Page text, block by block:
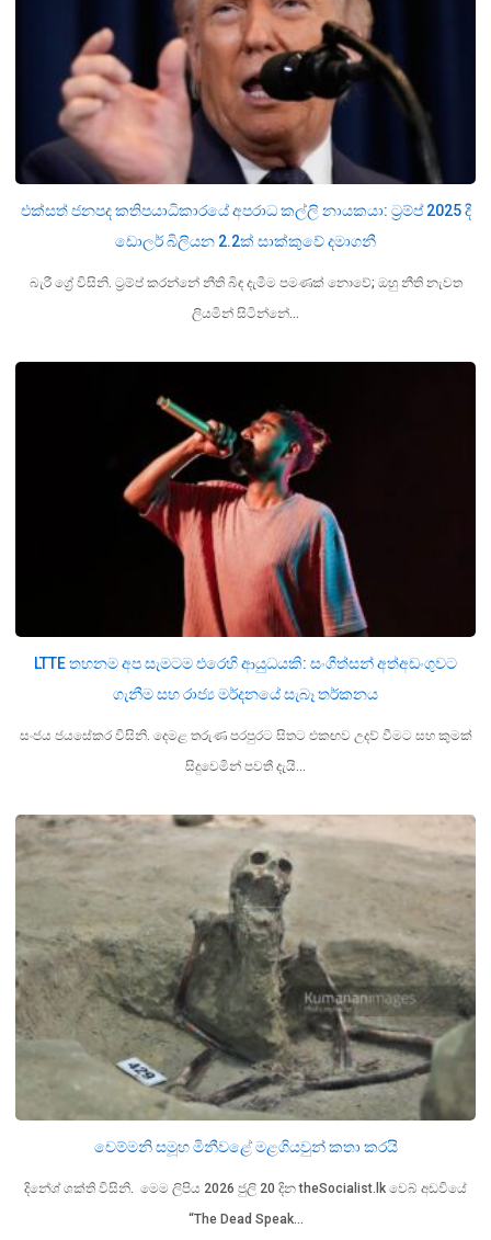
එක්සත් ජනපද කතිපයාධිකාරයේ අපරාධ කල්ලි නායකයා: ට්‍රම්ප් 2025 දී
ඩොලර් බිලියන 2.2ක් සාක්කුවේ දමාගනී
බැරී ග්‍රේ විසිනි. ට්‍රම්ප් කරන්නේ නීති බිඳ දැමීම පමණක් නොවේ; ඔහු නීති නැවත
ලියමින් සිටින්නේ…
LTTE තහනම අප සැමටම එරෙහි ආයුධයකි: සංගීත්සන් අත්අඩංගුවට
ගැනීම සහ රාජ්‍ය මර්දනයේ සැබෑ තර්කනය
සංජය ජයසේකර විසිනි. දෙමළ තරුණ පරපුරට සිතට එකඟව උදව් වීමට සහ කුමක්
සිදුවෙමින් පවතී දැයි…
චෙම්මනි සමූහ මිනීවළේ මළගියවුන් කතා කරයි
දිනේශ් ශක්ති විසිනි. මෙම ලිපිය 2026 ජුලි 20 දින theSocialist.lk වෙබ් අඩවියේ
“The Dead Speak…